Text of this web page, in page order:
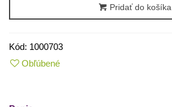
Pridať do košíka
Kód: 1000703
Obľúbené